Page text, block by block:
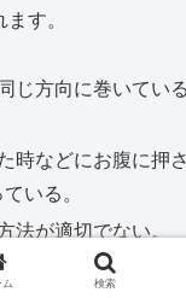
す。
じ方向に巻いてい
時などにお腹に押
いる。
法が適切でない。
検索